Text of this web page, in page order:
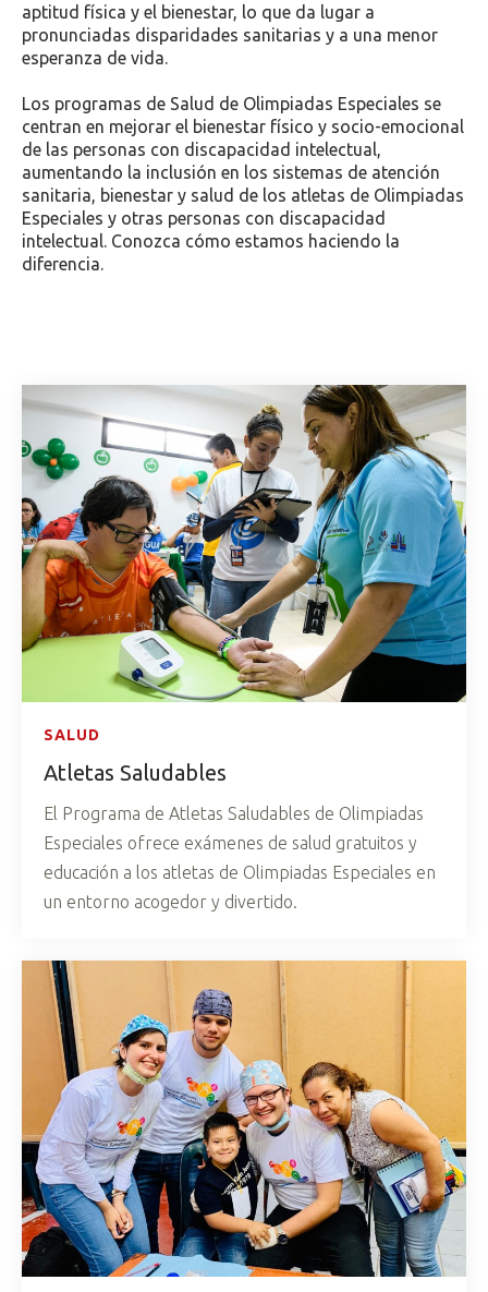
aptitud física y el bienestar, lo que da lugar a
pronunciadas disparidades sanitarias y a una menor
esperanza de vida.
Los programas de Salud de Olimpiadas Especiales se
centran en mejorar el bienestar físico y socio-emocional
de las personas con discapacidad intelectual,
aumentando la inclusión en los sistemas de atención
sanitaria, bienestar y salud de los atletas de Olimpiadas
Especiales y otras personas con discapacidad
intelectual. Conozca cómo estamos haciendo la
diferencia.
SALUD
Atletas Saludables
El Programa de Atletas Saludables de Olimpiadas
Especiales ofrece exámenes de salud gratuitos y
educación a los atletas de Olimpiadas Especiales en
un entorno acogedor y divertido.